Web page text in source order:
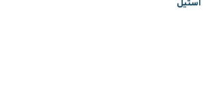
استیل